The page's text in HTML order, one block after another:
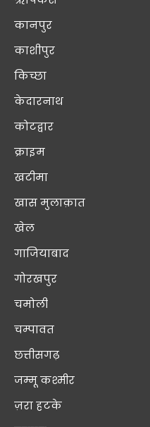
कानपुर
काशीपुर
किच्छा
केदारनाथ
कोटद्वार
क्राइम
खटीमा
खास मुलाक़ात
खेल
गाजियाबाद
गोरखपुर
चमोली
चम्पावत
छत्तीसगढ़
जम्मू कश्मीर
ज़रा हटके